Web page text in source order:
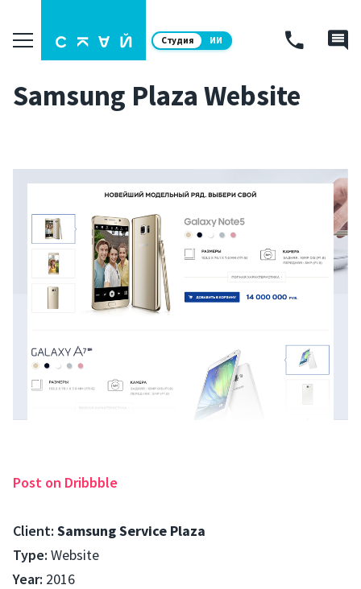
Студия ИИ
Samsung Plaza Website
Post on Dribbble
Client: Samsung Service Plaza
Type: Website
Year: 2016